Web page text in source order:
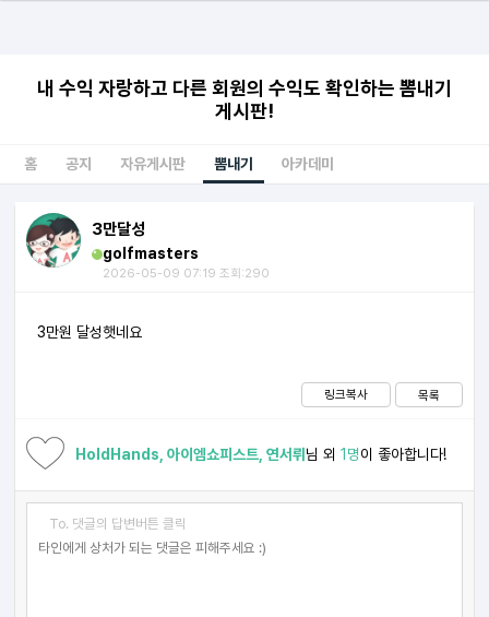
내 수익 자랑하고 다른 회원의 수익도 확인하는 뽐내기
게시판!
홈 공지 자유게시판 뽐내기 아카데미
3만달성
golfmasters
2026-05-09 07:19 조회:290
3만원 달성햇네요
링크복사 목록
HoldHands, 아이엠쇼피스트, 연서뤼 님 외1명이 좋아합니다!
To. 댓글의 답변버튼 클릭